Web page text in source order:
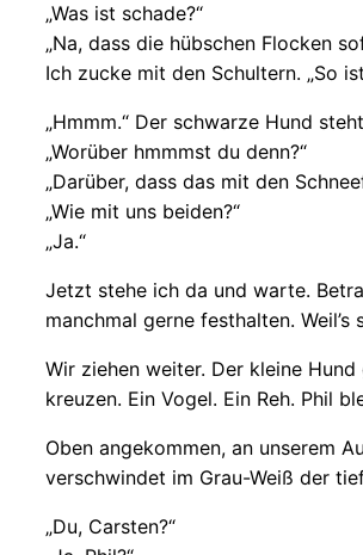
„Was ist schade?“
„Na, dass die hübschen Flocken
Ich zucke mit den Schultern. „So
„Hmmm.“ Der schwarze Hund
„Worüber hmmmst du denn?“
„Darüber, dass das mit den
„Wie mit uns beiden?“
„Ja.“
Jetzt stehe ich da und warte.
manchmal gerne festhalten.
Wir ziehen weiter. Der kleine
kreuzen. Ein Vogel. Ein Reh. Phil
Oben angekommen, an unserem
verschwindet im Grau-Weiß der
„Du, Carsten?“